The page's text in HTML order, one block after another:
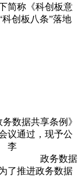
简称《科创板意
创板八条”落地
数据共享条例》
议通过，现予公
李
政务数据
推进政务数据